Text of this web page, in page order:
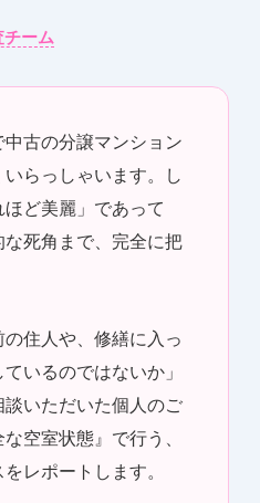
チーム
古の分譲マンション
らっしゃいます。し
ど美麗」であって
死角まで、完全に把
住人や、修繕に入っ
いるのではないか」
いただいた個人のご
空室状態』で行う、
レポートします。